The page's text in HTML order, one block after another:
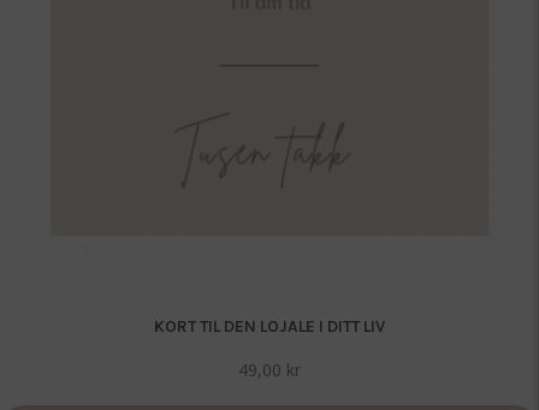
KORT TIL DEN LOJALE I DITT LIV
49,00 kr